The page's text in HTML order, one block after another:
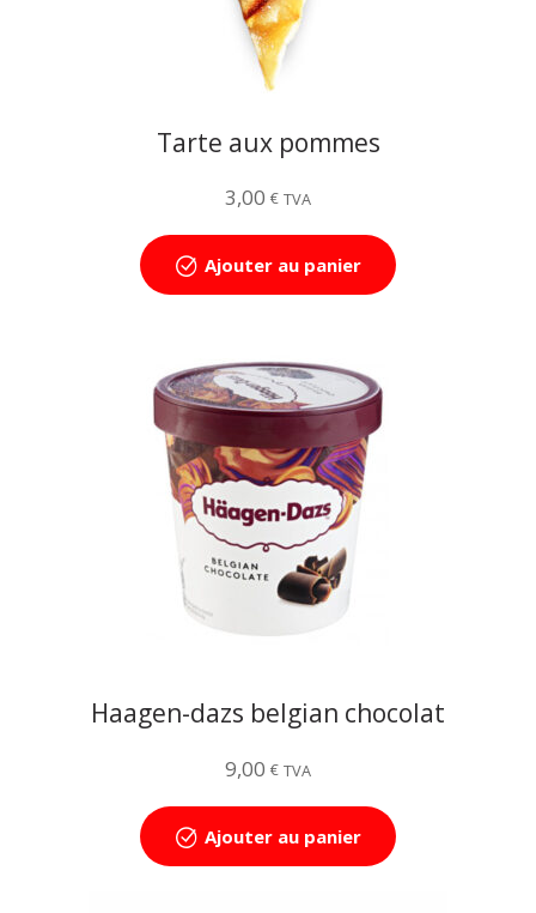
Tarte aux pommes
3,00 € TVA
Ajouter au panier
Haagen-dazs belgian chocolat
9,00 € TVA
Ajouter au panier